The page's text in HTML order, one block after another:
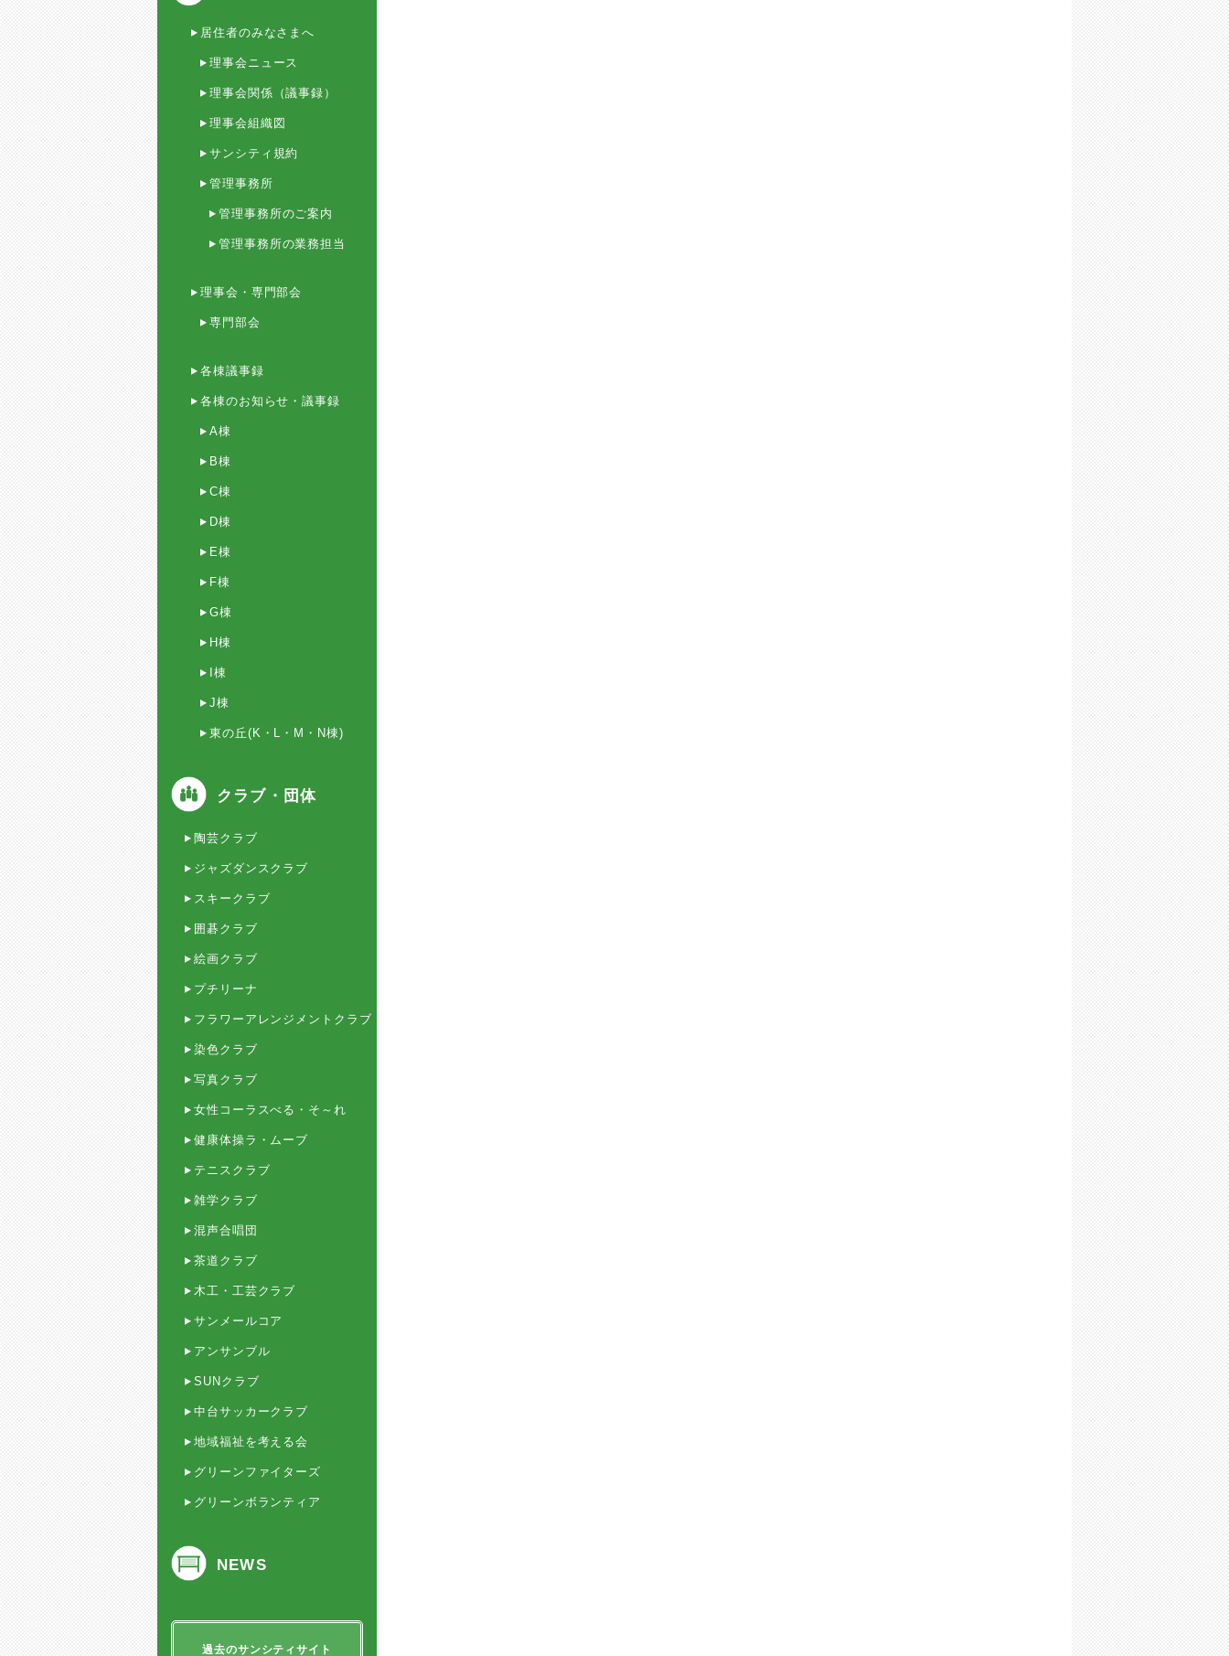
居住者のみなさまへ
理事会ニュース
理事会関係（議事録）
理事会組織図
サンシティ規約
管理事務所
管理事務所のご案内
管理事務所の業務担当
理事会・専門部会
専門部会
各棟議事録
各棟のお知らせ・議事録
A棟
B棟
C棟
D棟
E棟
F棟
G棟
H棟
I棟
J棟
東の丘(K・L・M・N棟)
クラブ・団体
陶芸クラブ
ジャズダンスクラブ
スキークラブ
囲碁クラブ
絵画クラブ
プチリーナ
フラワーアレンジメントクラブ
染色クラブ
写真クラブ
女性コーラスべる・そ～れ
健康体操ラ・ムーブ
テニスクラブ
雑学クラブ
混声合唱団
茶道クラブ
木工・工芸クラブ
サンメールコア
アンサンブル
SUNクラブ
中台サッカークラブ
地域福祉を考える会
グリーンファイターズ
グリーンボランティア
NEWS
過去のサンシティサイト